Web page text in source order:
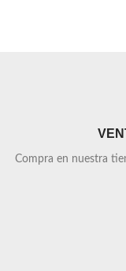
Compra en nuestra